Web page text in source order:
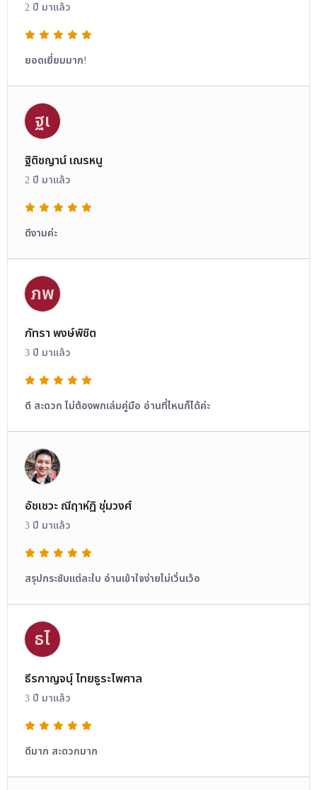
2 ปี มาแล้ว
ยอดเยี่ยมมาก!
ฐเ
ฐิติชญาน์ เณรหนู
2 ปี มาแล้ว
ดีงามค่ะ
ภพ
ภัทรา พงษ์พิชิต
3 ปี มาแล้ว
ดี สะดวก ไม่ต้องพกเล่มคู่มือ อ่านที่ไหนก็ได้ค่ะ
อัชเชวะ ณีฤาห์ฏิ ชุ่มวงศ์
3 ปี มาแล้ว
สรุปกระชับแต่ละใบ อ่านเข้าใจง่ายไม่เวิ่นเว้อ
ธไ
ธีรกาญจนุ์ ไทยธูระไพศาล
3 ปี มาแล้ว
ดีมาก สะดวกมาก